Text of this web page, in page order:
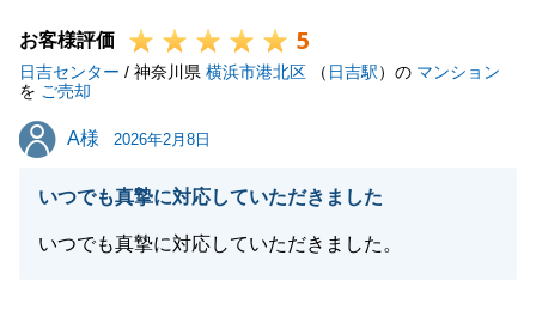
に、そして真っ直ぐに向き合うことを自分自身のルー
ルとしております。
O様の大切なお取引に携わらせていただいたご縁に、
改めて感謝申し上げます。
相談できる相手」として頼っていただければ幸いで
す。
お客様評価 5
日吉センター / 神奈川県 横浜市港北区 （ 日吉駅）の マンション
を ご売却
A様
A様 2026年2月8日
いつでも真摯に対応していただきました
いつでも真摯に対応していただきました。